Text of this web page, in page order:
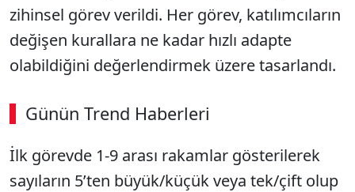
zihinsel görev verildi. Her görev, katılımcıların
değişen kurallara ne kadar hızlı adapte
olabildiğini değerlendirmek üzere tasarlandı.
Günün Trend Haberleri
İlk görevde 1-9 arası rakamlar gösterilerek
sayıların 5’ten büyük/küçük veya tek/çift olup